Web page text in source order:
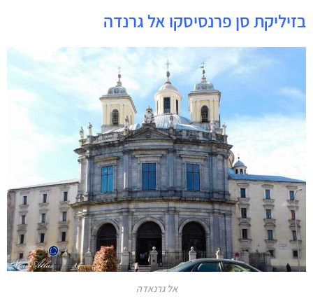
בזיליקת סן פרנסיסקו אל גרנדה
אל גרנאדה